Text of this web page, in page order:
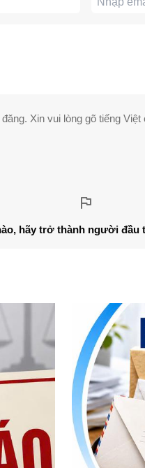
Xin vui lòng gõ tiếng Việt
hãy trở thành người đầu